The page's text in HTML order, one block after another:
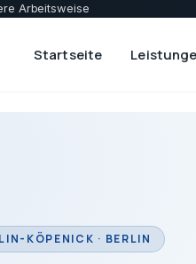
Arbeitsweise
Startseite
KÖPENICK · BERLIN